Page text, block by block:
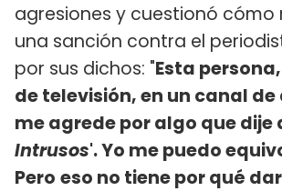
agresiones y cuestionó cómo
una sanción contra el
por sus dichos: "Esta
de televisión, en un canal
me agrede por algo que dije
Intrusos'. Yo me puedo
Pero eso no tiene por qué